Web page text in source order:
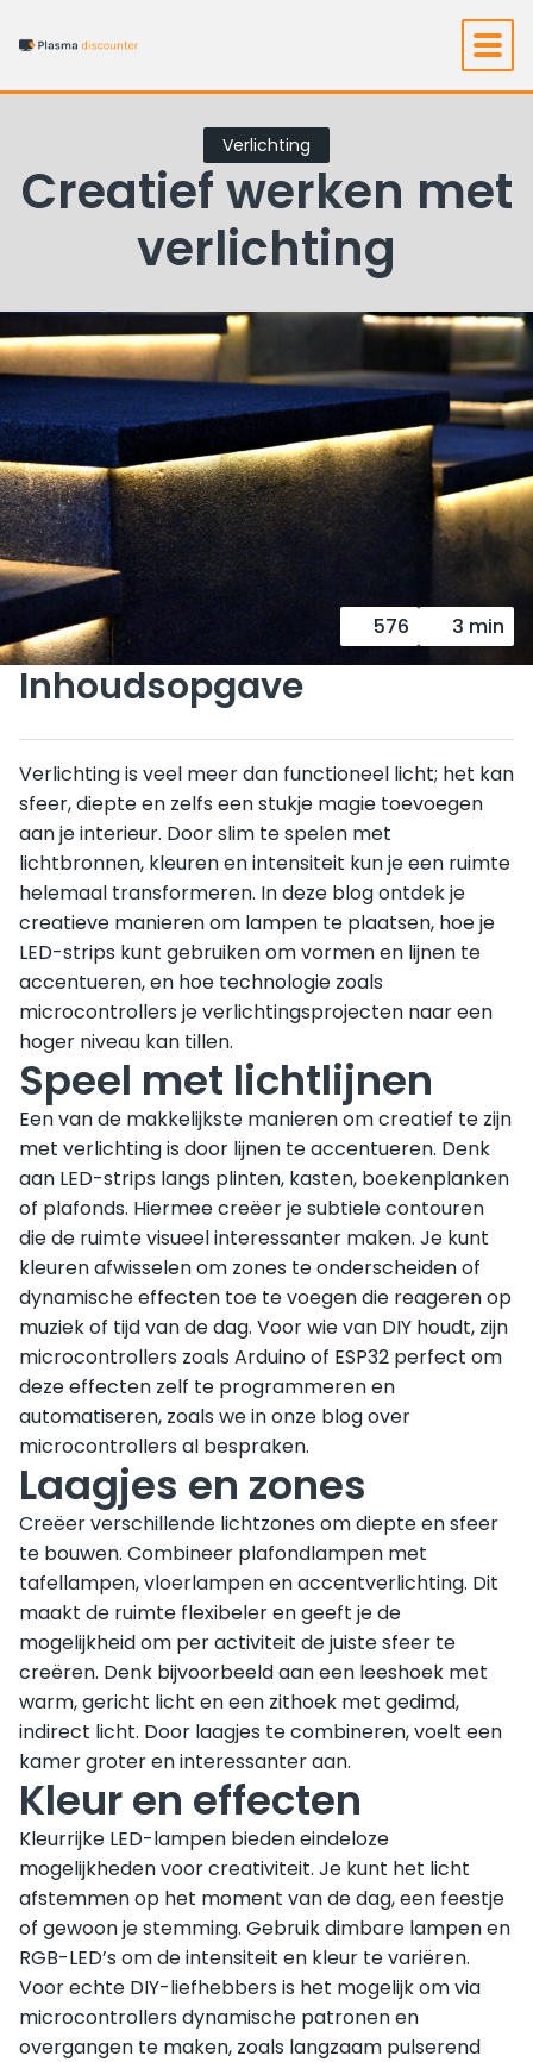
576 3 min
Verlichting
Creatief werken met
verlichting
Inhoudsopgave
Verlichting is veel meer dan functioneel licht; het kan
sfeer, diepte en zelfs een stukje magie toevoegen
aan je interieur. Door slim te spelen met
lichtbronnen, kleuren en intensiteit kun je een ruimte
helemaal transformeren. In deze blog ontdek je
creatieve manieren om lampen te plaatsen, hoe je
LED-strips kunt gebruiken om vormen en lijnen te
accentueren, en hoe technologie zoals
microcontrollers je verlichtingsprojecten naar een
hoger niveau kan tillen.
Speel met lichtlijnen
Een van de makkelijkste manieren om creatief te zijn
met verlichting is door lijnen te accentueren. Denk
aan LED-strips langs plinten, kasten, boekenplanken
of plafonds. Hiermee creëer je subtiele contouren
die de ruimte visueel interessanter maken. Je kunt
kleuren afwisselen om zones te onderscheiden of
dynamische effecten toe te voegen die reageren op
muziek of tijd van de dag. Voor wie van DIY houdt, zijn
microcontrollers zoals Arduino of ESP32 perfect om
deze effecten zelf te programmeren en
automatiseren, zoals we in onze blog over
microcontrollers al bespraken.
Laagjes en zones
Creëer verschillende lichtzones om diepte en sfeer
te bouwen. Combineer plafondlampen met
tafellampen, vloerlampen en accentverlichting. Dit
maakt de ruimte flexibeler en geeft je de
mogelijkheid om per activiteit de juiste sfeer te
creëren. Denk bijvoorbeeld aan een leeshoek met
warm, gericht licht en een zithoek met gedimd,
indirect licht. Door laagjes te combineren, voelt een
kamer groter en interessanter aan.
Kleur en effecten
Kleurrijke LED-lampen bieden eindeloze
mogelijkheden voor creativiteit. Je kunt het licht
afstemmen op het moment van de dag, een feestje
of gewoon je stemming. Gebruik dimbare lampen en
RGB-LED’s om de intensiteit en kleur te variëren.
Voor echte DIY-liefhebbers is het mogelijk om via
microcontrollers dynamische patronen en
overgangen te maken, zoals langzaam pulserend